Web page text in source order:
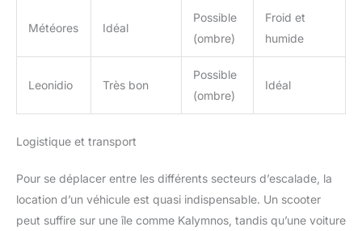
Météores Idéal
Possible
(ombre)
Froid et
humide
Leonidio Très bon
Possible
(ombre)
Idéal
Logistique et transport
Pour se déplacer entre les différents secteurs d’escalade, la
location d’un véhicule est quasi indispensable. Un scooter
peut suffire sur une île comme Kalymnos, tandis qu’une voiture